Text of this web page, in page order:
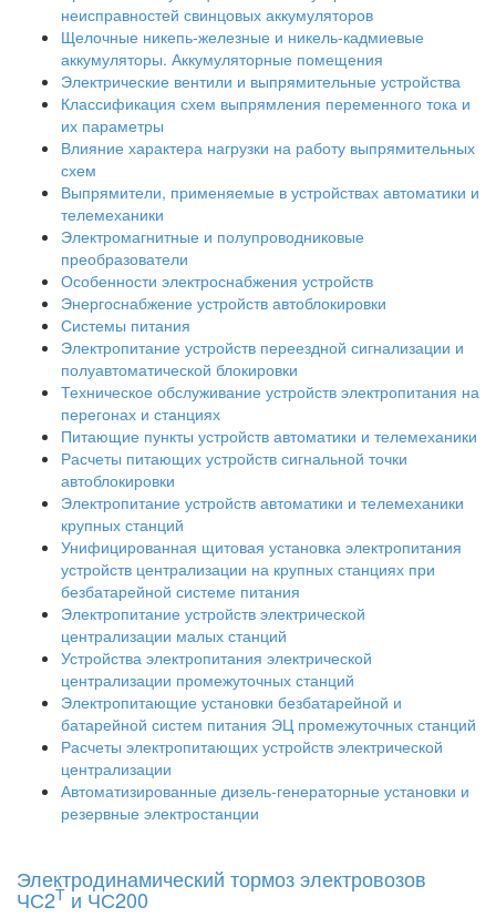
неисправностей свинцовых аккумуляторов
Щелочные никепь-железные и никель-кадмиевые
аккумуляторы. Аккумуляторные помещения
Электрические вентили и выпрямительные устройства
Классификация схем выпрямления переменного тока и
их параметры
Влияние характера нагрузки на работу выпрямительных
схем
Выпрямители, применяемые в устройствах автоматики и
телемеханики
Электромагнитные и полупроводниковые
преобразователи
Особенности электроснабжения устройств
Энергоснабжение устройств автоблокировки
Системы питания
Электропитание устройств переездной сигнализации и
полуавтоматической блокировки
Техническое обслуживание устройств электропитания на
перегонах и станциях
Питающие пункты устройств автоматики и телемеханики
Расчеты питающих устройств сигнальной точки
автоблокировки
Электропитание устройств автоматики и телемеханики
крупных станций
Унифицированная щитовая установка электропитания
устройств централизации на крупных станциях при
безбатарейной системе питания
Электропитание устройств электрической
централизации малых станций
Устройства электропитания электрической
централизации промежуточных станций
Электропитающие установки безбатарейной и
батарейной систем питания ЭЦ промежуточных станций
Расчеты электропитающих устройств электрической
централизации
Автоматизированные дизель-генераторные установки и
резервные электростанции
Электродинамический тормоз электровозов
ЧС2Т и ЧС200